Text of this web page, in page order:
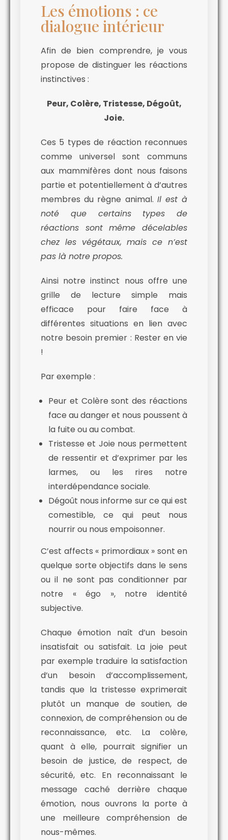
Les émotions : ce
dialogue intérieur
Afin de bien comprendre, je vous
propose de distinguer les réactions
instinctives :
Peur, Colère, Tristesse, Dégoût,
Joie.
Ces 5 types de réaction reconnues
comme universel sont communs
aux mammifères dont nous faisons
partie et potentiellement à d’autres
membres du règne animal. Il est à
noté que certains types de
réactions sont même décelables
chez les végétaux, mais ce n’est
pas là notre propos.
Ainsi notre instinct nous offre une
grille de lecture simple mais
efficace pour faire face à
différentes situations en lien avec
notre besoin premier : Rester en vie
!
Par exemple :
Peur et Colère sont des réactions
face au danger et nous poussent à
la fuite ou au combat.
Tristesse et Joie nous permettent
de ressentir et d’exprimer par les
larmes, ou les rires notre
interdépendance sociale.
Dégoût nous informe sur ce qui est
comestible, ce qui peut nous
nourrir ou nous empoisonner.
C’est affects « primordiaux » sont en
quelque sorte objectifs dans le sens
ou il ne sont pas conditionner par
notre « égo », notre identité
subjective.
Chaque émotion naît d’un besoin
insatisfait ou satisfait. La joie peut
par exemple traduire la satisfaction
d’un besoin d’accomplissement,
tandis que la tristesse exprimerait
plutôt un manque de soutien, de
connexion, de compréhension ou de
reconnaissance, etc. La colère,
quant à elle, pourrait signifier un
besoin de justice, de respect, de
sécurité, etc. En reconnaissant le
message caché derrière chaque
émotion, nous ouvrons la porte à
une meilleure compréhension de
nous-mêmes.